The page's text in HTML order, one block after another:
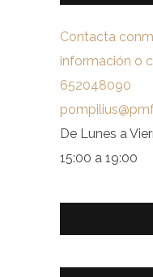
Contacta
información o
652048090
De Lunes a
15:00 a 19:00
Ver
Ver